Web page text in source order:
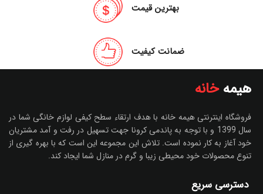
بهترین قیمت
ضمانت کیفیت
هیمه خانه
فروشگاه اینترنتی هیمه خانه با هدف ارتقاء سطح کیفی لوازم خانگی شما در
سال 1399 و با توجه به پاندمی کرونا جهت تسهیل در رفت و آمد مشتریان
خود آغاز به کار نموده است. تلاش این مجموعه این است که با بهره گیری از
تنوع محصولات خود محیطی زیبا و گرم در منازل شما ایجاد کند.
دسترسی سریع